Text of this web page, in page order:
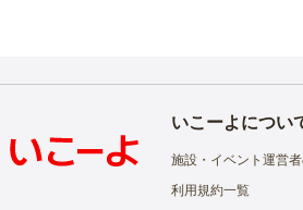
いこーよについ
施設・イベント運営
利用規約一覧